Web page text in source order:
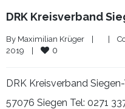
DRK Kreisverband
By Maximilian Krüger
2019
0
DRK Kreisverband
57076 Siegen Tel: 0271